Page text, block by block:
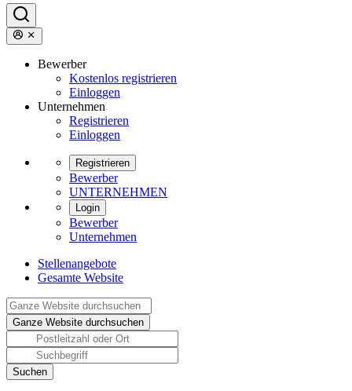
Bewerber
Kostenlos registrieren
Einloggen
Unternehmen
Registrieren
Einloggen
Registrieren
Bewerber
UNTERNEHMEN
Login
Bewerber
Unternehmen
Stellenangebote
Gesamte Website